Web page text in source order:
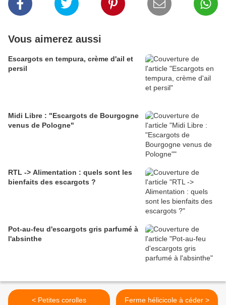
Vous aimerez aussi
Escargots en tempura, crème d'ail et
persil
Midi Libre : "Escargots de Bourgogne
venus de Pologne"
RTL -> Alimentation : quels sont les
bienfaits des escargots ?
Pot-au-feu d'escargots gris parfumé à
l'absinthe
< Petites corolles
Ferme hélicicole à céder >